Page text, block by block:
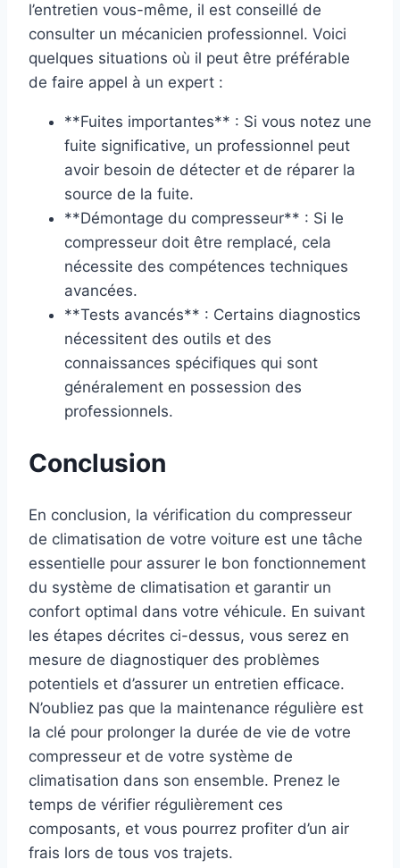
l’entretien vous-même, il est conseillé de
consulter un mécanicien professionnel. Voici
quelques situations où il peut être préférable
de faire appel à un expert :
**Fuites importantes** : Si vous notez une
fuite significative, un professionnel peut
avoir besoin de détecter et de réparer la
source de la fuite.
**Démontage du compresseur** : Si le
compresseur doit être remplacé, cela
nécessite des compétences techniques
avancées.
**Tests avancés** : Certains diagnostics
nécessitent des outils et des
connaissances spécifiques qui sont
généralement en possession des
professionnels.
Conclusion
En conclusion, la vérification du compresseur
de climatisation de votre voiture est une tâche
essentielle pour assurer le bon fonctionnement
du système de climatisation et garantir un
confort optimal dans votre véhicule. En suivant
les étapes décrites ci-dessus, vous serez en
mesure de diagnostiquer des problèmes
potentiels et d’assurer un entretien efficace.
N’oubliez pas que la maintenance régulière est
la clé pour prolonger la durée de vie de votre
compresseur et de votre système de
climatisation dans son ensemble. Prenez le
temps de vérifier régulièrement ces
composants, et vous pourrez profiter d’un air
frais lors de tous vos trajets.